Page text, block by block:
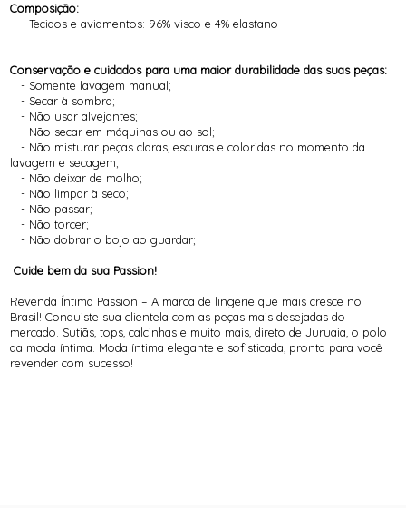
Composição:
- Tecidos e aviamentos: 96% visco e 4% elastano
Conservação e cuidados para uma maior durabilidade das suas peças:
- Somente lavagem manual;
- Secar à sombra;
- Não usar alvejantes;
- Não secar em máquinas ou ao sol;
- Não misturar peças claras, escuras e coloridas no momento da
lavagem e secagem;
- Não deixar de molho;
- Não limpar à seco;
- Não passar;
- Não torcer;
- Não dobrar o bojo ao guardar;
Cuide bem da sua Passion!
Revenda Íntima Passion – A marca de lingerie que mais cresce no
Brasil! Conquiste sua clientela com as peças mais desejadas do
mercado. Sutiãs, tops, calcinhas e muito mais, direto de Juruaia, o polo
da moda íntima. Moda íntima elegante e sofisticada, pronta para você
revender com sucesso!